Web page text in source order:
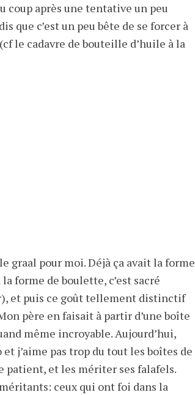
coup après une tentative un peu
que c’est un peu bête de se forcer à
le cadavre de bouteille d’huile à la
graal pour moi. Déjà ça avait la forme
forme de boulette, c’est sacré
et puis ce goût tellement distinctif
père en faisait à partir d’une boîte
même incroyable. Aujourd’hui,
j’aime pas trop du tout les boîtes de
patient, et les mériter ses falafels.
ceux qui ont foi dans la